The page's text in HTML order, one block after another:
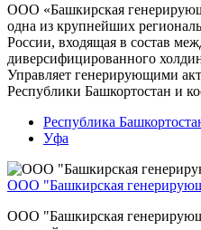
ООО «Башкирская
одна из крупнейших
России, входящая в состав
диверсифицированного
Управляет генерирующими
Республики Башкортостан и
Республика
Уфа
ООО "Башкирская
ООО "Башкирская